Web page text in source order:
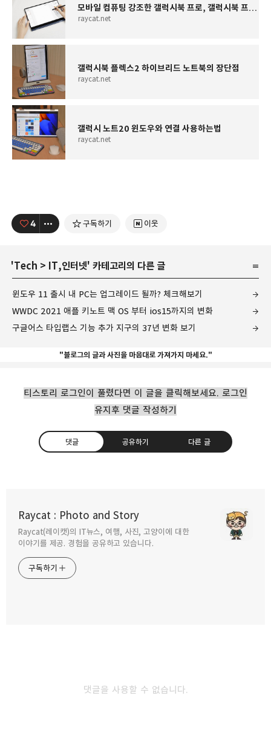
모바일 컴퓨팅 강조한 갤럭시북 프로, 갤럭시북 프로 360 차이점
raycat.net
갤럭시북 플렉스2 하이브리드 노트북의 장단점
raycat.net
갤럭시 노트20 윈도우와 연결 사용하는법
raycat.net
4 구독하기 이웃
'Tech > IT,인터넷' 카테고리의 다른 글
윈도우 11 출시 내 PC는 업그레이드 될까? 체크해보기
WWDC 2021 애플 키노트 맥 OS 부터 ios15까지의 변화
구글어스 타입랩스 기능 추가 지구의 37년 변화 보기
"블로그의 글과 사진을 마음대로 가져가지 마세요."
티스토리 로그인이 풀렸다면 이 글을 클릭해보세요. 로그인
유지후 댓글 작성하기
댓글 공유하기 다른 글
Raycat : Photo and Story
Raycat(레이캣)의 IT뉴스, 여행, 사진, 고양이에 대한
이야기를 제공. 경험을 공유하고 있습니다.
구독하기
댓글을 사용할 수 없습니다.
구독하기 카카오톡
에디션 공개
2021.10.23
윈도우 11 출시 내 PC는 업그레이드 될까?
체크해보기
구글어스 타입랩스 기능 추가 지구의 37년 변화